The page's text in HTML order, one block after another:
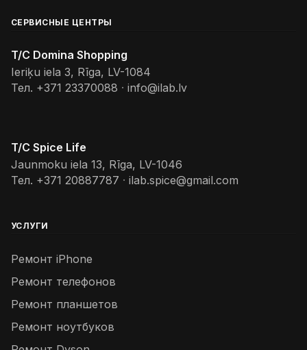
СЕРВИСНЫЕ ЦЕНТРЫ
T/C Domina Shopping
Ieriķu iela 3, Rīga, LV-1084
Тел. +371 23370088 · info@ilab.lv
T/C Spice Life
Jaunmoku iela 13, Rīga, LV-1046
Тел. +371 20887787 · ilab.spice@gmail.com
УСЛУГИ
Ремонт iPhone
Ремонт телефонов
Ремонт планшетов
Ремонт ноутбуков